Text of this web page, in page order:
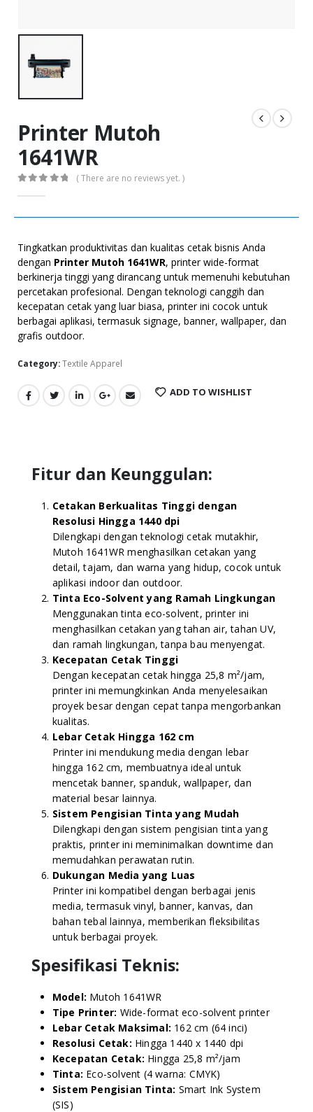
Printer Mutoh
1641WR
( There are no reviews yet. )
Tingkatkan produktivitas dan kualitas cetak bisnis Anda
dengan Printer Mutoh 1641WR, printer wide-format
berkinerja tinggi yang dirancang untuk memenuhi kebutuhan
percetakan profesional. Dengan teknologi canggih dan
kecepatan cetak yang luar biasa, printer ini cocok untuk
berbagai aplikasi, termasuk signage, banner, wallpaper, dan
grafis outdoor.
Category:Textile Apparel
ADD TO WISHLIST
Fitur dan Keunggulan:
Cetakan Berkualitas Tinggi dengan
Resolusi Hingga 1440 dpi
Dilengkapi dengan teknologi cetak mutakhir,
Mutoh 1641WR menghasilkan cetakan yang
detail, tajam, dan warna yang hidup, cocok untuk
aplikasi indoor dan outdoor.
Tinta Eco-Solvent yang Ramah Lingkungan
Menggunakan tinta eco-solvent, printer ini
menghasilkan cetakan yang tahan air, tahan UV,
dan ramah lingkungan, tanpa bau menyengat.
Kecepatan Cetak Tinggi
Dengan kecepatan cetak hingga 25,8 m²/jam,
printer ini memungkinkan Anda menyelesaikan
proyek besar dengan cepat tanpa mengorbankan
kualitas.
Lebar Cetak Hingga 162 cm
Printer ini mendukung media dengan lebar
hingga 162 cm, membuatnya ideal untuk
mencetak banner, spanduk, wallpaper, dan
material besar lainnya.
Sistem Pengisian Tinta yang Mudah
Dilengkapi dengan sistem pengisian tinta yang
praktis, printer ini meminimalkan downtime dan
memudahkan perawatan rutin.
Dukungan Media yang Luas
Printer ini kompatibel dengan berbagai jenis
media, termasuk vinyl, banner, kanvas, dan
bahan tebal lainnya, memberikan fleksibilitas
untuk berbagai proyek.
Spesifikasi Teknis:
Model: Mutoh 1641WR
Tipe Printer: Wide-format eco-solvent printer
Lebar Cetak Maksimal: 162 cm (64 inci)
Resolusi Cetak: Hingga 1440 x 1440 dpi
Kecepatan Cetak: Hingga 25,8 m²/jam
Tinta: Eco-solvent (4 warna: CMYK)
Sistem Pengisian Tinta: Smart Ink System
(SIS)